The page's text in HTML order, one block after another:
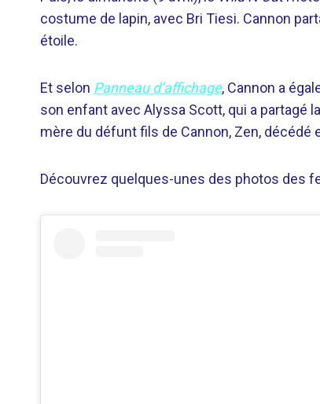
costume de lapin, avec Bri Tiesi. Cannon
étoile.
Et selon Panneau d’affichage, Cannon a
son enfant avec Alyssa Scott, qui a partagé
mère du défunt fils de Cannon, Zen, décédé
Découvrez quelques-unes des photos des